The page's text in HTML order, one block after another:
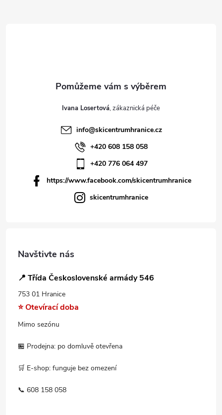
Ivana Losertová
info@skicentrumhranice.cz
+420 608 158 058
+420 776 064 497
https://www.facebook.com/skicentrumhranice
skicentrumhranice
Navštivte nás
📍 Třída Československé armády 546
753 01 Hranice
⭐ Otevírací doba
Mimo sezónu
🏪 Prodejna: po domluvě otevřena
🛒 E-shop: funguje bez omezení
📞 608 158 058